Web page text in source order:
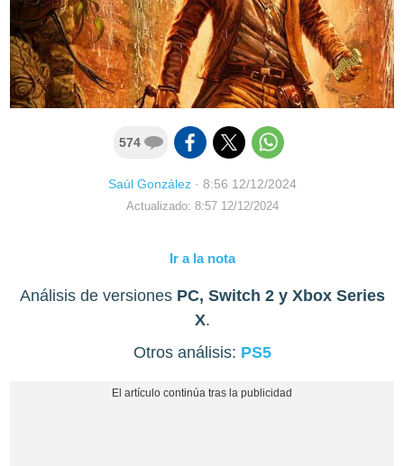
574
Saúl González· 8:56 12/12/2024
Actualizado: 8:57 12/12/2024
Ir a la nota
Análisis de versiones PC, Switch 2 y Xbox Series
X.
Otros análisis: PS5